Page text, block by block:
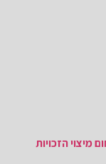
מיצוי הזכויות